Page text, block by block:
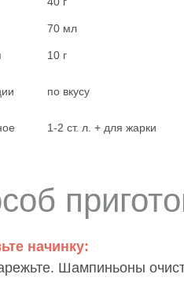
70 мл
10 г
по вкусу
1-2 ст. л. + для жарки
начинку:
Шампиньоны